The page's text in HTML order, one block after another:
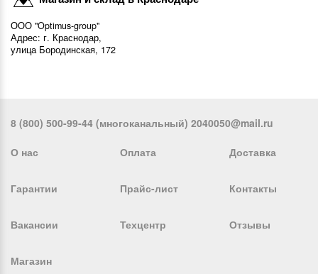
ООО "Optimus-group"
Адрес: г. Краснодар,
улица Бородинская, 172
8 (800) 500-99-44 (многоканальный) 2040050@mail.ru
О нас Оплата Доставка
Гарантии Прайс-лист Контакты
Вакансии Техцентр Отзывы
Магазин